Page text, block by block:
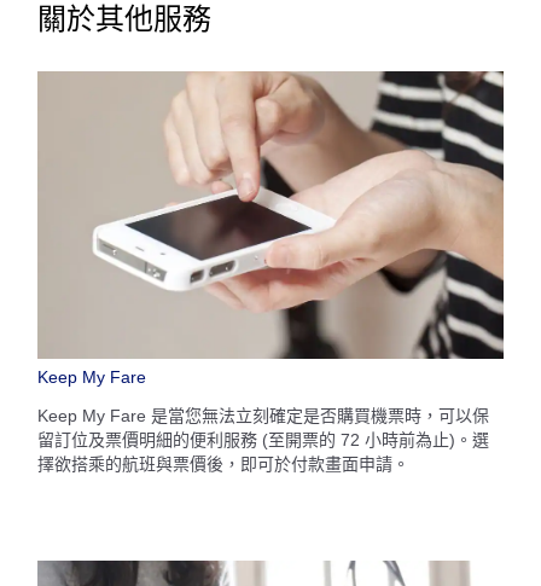
關於其他服務
Keep My Fare
Keep My Fare 是當您無法立刻確定是否購買機票時，可以保
留訂位及票價明細的便利服務 (至開票的 72 小時前為止)。選
擇欲搭乘的航班與票價後，即可於付款畫面申請。